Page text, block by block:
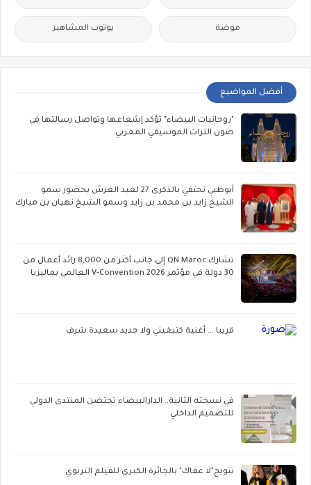
موضة يوتوب المشاهير
أفضل المواضيع
"روحانيات البيضاء" تؤكد إشعاعها وتواصل رسالتها في
صون التراث الموسيقي المغربي
أبوظبي تحتفي بالذكرى 27 لعيد العرش بحضور سمو
الشيخ زايد بن محمد بن زايد وسمو الشيخ نهيان بن مبارك
تشارك QN Maroc إلى جانب أكثر من 8,000 رائد أعمال من
30 دولة في مؤتمر V-Convention 2026 العالمي بماليزيا
قريبا ... أغنية كتبغيني ولا جديد سعيدة شرف
في نسخته الثانية.. الدارالبيضاء تحتضن المنتدى الدولي
للتصميم الداخلي
تتويج"لا عفاك" بالجائزة الكبرى للفيلم التربوي